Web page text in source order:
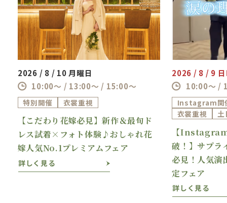
2026 / 8 / 10 月曜日
10:00～ / 13:00～ / 15:00～
特別開催 衣裳重視
【こだわり花嫁必見】新作＆最旬ド
レス試着×フォト体験♪おしゃれ花
嫁人気No.1プレミアムフェア
詳しく見る
2026 / 8 / 9
10:00～ /
Instagram関
衣裳重視
土
【
破！】サプラ
必見！人気演
定フェア
詳しく見る